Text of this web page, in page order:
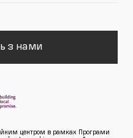
з нами
центром в рамках Програми